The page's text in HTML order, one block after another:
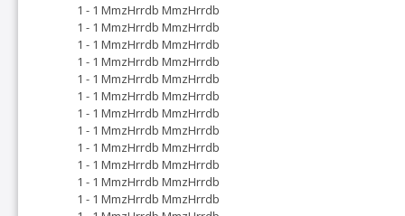
1 - 1 MmzHrrdb MmzHrrdb
1 - 1 MmzHrrdb MmzHrrdb
1 - 1 MmzHrrdb MmzHrrdb
1 - 1 MmzHrrdb MmzHrrdb
1 - 1 MmzHrrdb MmzHrrdb
1 - 1 MmzHrrdb MmzHrrdb
1 - 1 MmzHrrdb MmzHrrdb
1 - 1 MmzHrrdb MmzHrrdb
1 - 1 MmzHrrdb MmzHrrdb
1 - 1 MmzHrrdb MmzHrrdb
1 - 1 MmzHrrdb MmzHrrdb
1 - 1 MmzHrrdb MmzHrrdb